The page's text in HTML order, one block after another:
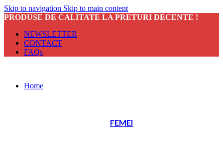
Skip to navigation Skip to main content
PRODUSE DE CALITATE LA PRETURI DECENTE !
NEWSLETTER
CONTACT
FAQs
Home
FEMEI